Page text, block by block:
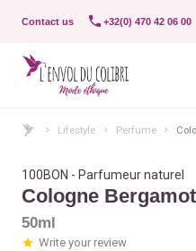
Contact us +32(0) 470 42 06 00
Lifestyle Perfume
100BON - Parfumeur naturel
Cologne
50ml
Write your review